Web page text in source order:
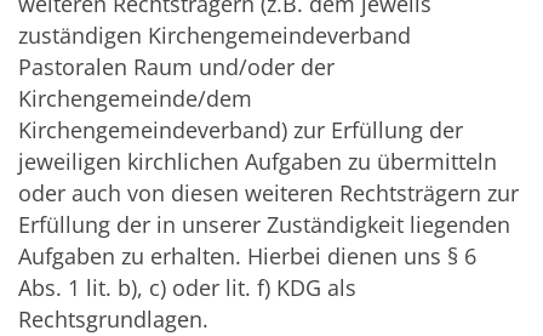
zuständigen Kirchengemeindeverband
Pastoralen Raum und/oder der
Kirchengemeinde/dem
Kirchengemeindeverband) zur Erfüllung der
jeweiligen kirchlichen Aufgaben zu übermitteln
oder auch von diesen weiteren Rechtsträgern zur
Erfüllung der in unserer Zuständigkeit liegenden
Aufgaben zu erhalten. Hierbei dienen uns § 6
Abs. 1 lit. b), c) oder lit. f) KDG als
Rechtsgrundlagen.